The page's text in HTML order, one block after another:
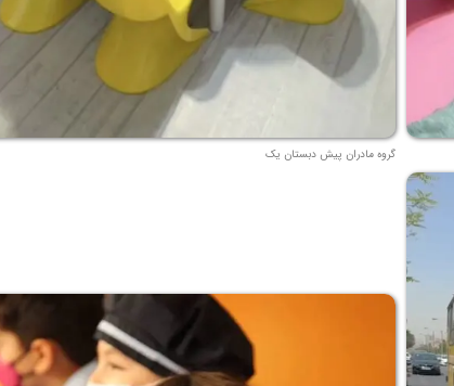
گروه مادران پیش دبستان یک